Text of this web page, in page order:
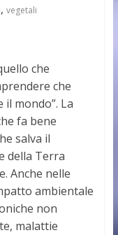
, vegetali
che
che
il mondo”. La
fa bene
salva il
della Terra
Anche nelle
ambientale
non
malattie